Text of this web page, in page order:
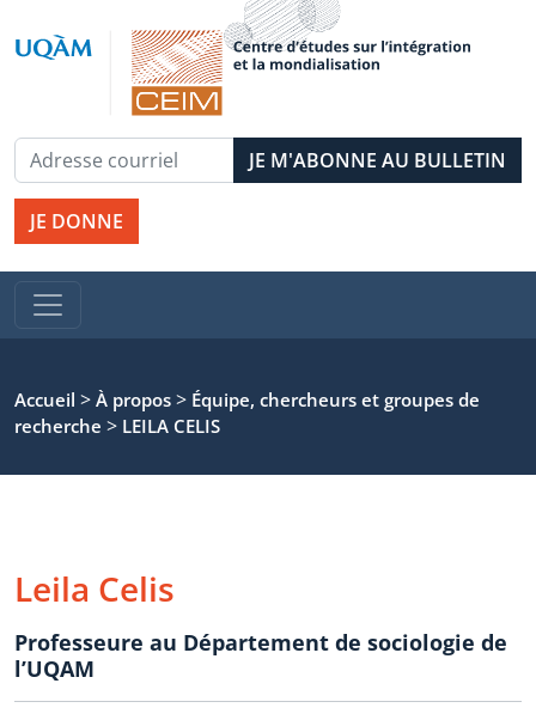
JE DONNE
Accueil > À propos > Équipe, chercheurs et groupes de
recherche > LEILA CELIS
Leila Celis
Professeure au Département de sociologie de
l’UQAM